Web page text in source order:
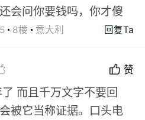
会问你要钱吗，你才傻
8楼 意大利 回复Ta
赞
而且千万文字不要回
被它当称证据。口头电